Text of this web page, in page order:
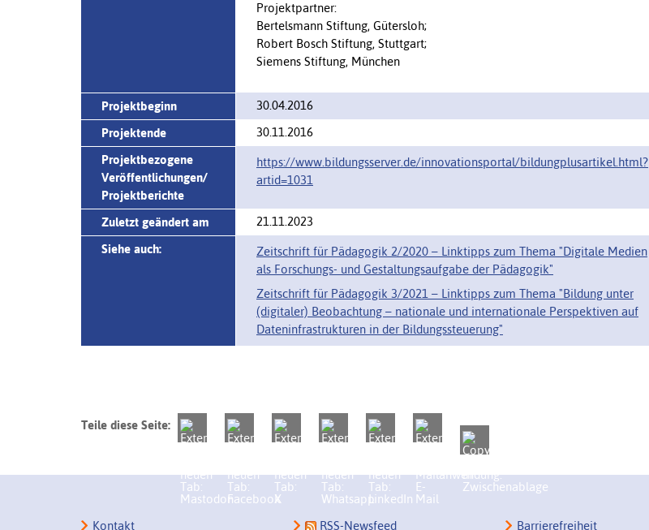
Projektpartner:
Bertelsmann Stiftung, Gütersloh;
Robert Bosch Stiftung, Stuttgart;
Siemens Stiftung, München
Projektbeginn
30.04.2016
Projektende
30.11.2016
Projektbezogene
Veröffentlichungen/
Projektberichte
https://www.bildungsserver.de/innovationsportal/‌bildungplusartikel.html?
artid=1031
Zuletzt geändert am
21.11.2023
Siehe auch:
Zeitschrift für Pädagogik 2/2020 – Linktipps zum Thema "Digitale Medien
als Forschungs- und Gestaltungsaufgabe der Pädagogik"
Zeitschrift für Pädagogik 3/2021 – Linktipps zum Thema "Bildung unter
(digitaler) Beobachtung – nationale und internationale Perspektiven auf
Dateninfrastrukturen in der Bildungssteuerung"
Teile diese Seite:
Kontakt RSS-Newsfeed Barrierefreiheit